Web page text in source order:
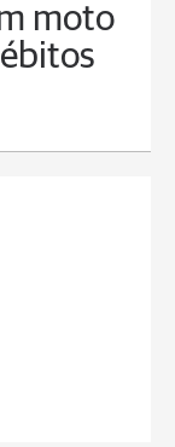
moto